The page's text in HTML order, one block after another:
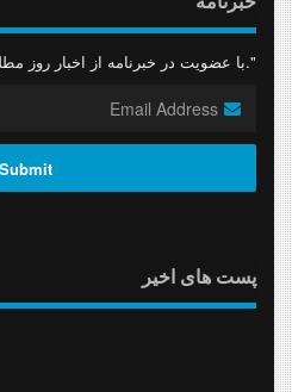
"با عضویت در خبرنامه از اخبار روز مطلع شوید."
پست های اخیر